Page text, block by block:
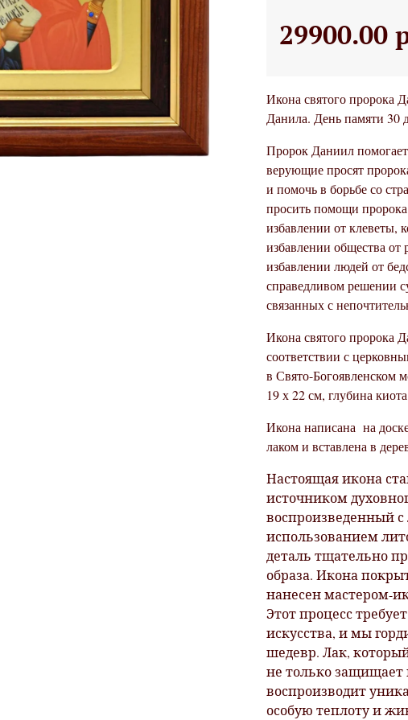
29900.00
Икона святого пророка
Данила. День памяти 30
Пророк Даниил
верующие просят
и помочь в борьбе со
просить помощи
избавлении от клеветы,
избавлении общества от
избавлении людей от
справедливом решении
связанных с
Икона святого пророка
соответствии с
в Свято-Богоявленском
19 х 22 см, глубина
Икона написана на
лаком и вставлена в
Настоящая икона
источником
воспроизведенный
использованием
деталь тщательно
образа. Икона
нанесен мастером-
Этот процесс
искусства, и мы
шедевр. Лак,
не только защищает
воспроизводит
особую теплоту и